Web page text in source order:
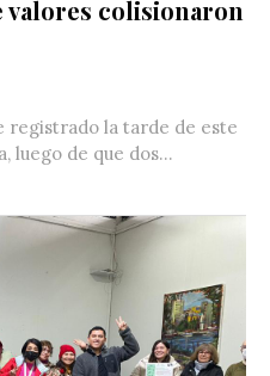
valores colisionaron
registrado la tarde de este
luego de que dos...